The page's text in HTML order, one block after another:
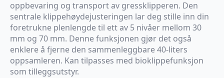
oppbevaring og transport av gressklipperen. Den
sentrale klippehøydejusteringen lar deg stille inn din
foretrukne plenlengde til ett av 5 nivåer mellom 30
mm og 70 mm. Denne funksjonen gjør det også
enklere å fjerne den sammenleggbare 40-liters
oppsamleren. Kan tilpasses med bioklippefunksjon
som tilleggsutstyr.